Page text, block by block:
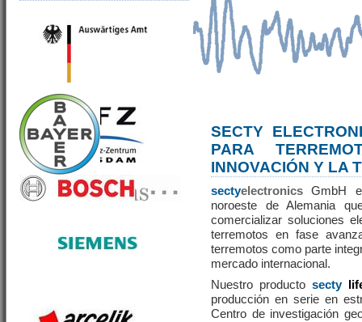
SECTY
PARA
INNOVACIÓN Y LA
sectyelectronics GmbH
noroeste de Alemania
comercializar soluciones
terremotos en fase
terremotos como parte
mercado internacional.
Nuestro productosecty
producción en serie en
Centro de investigación